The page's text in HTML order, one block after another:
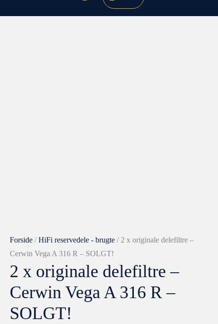
Forside /HiFi reservedele - brugte / 2 x originale delefiltre –
Cerwin Vega A 316 R – SOLGT!
2 x originale delefiltre –
Cerwin Vega A 316 R –
SOLGT!